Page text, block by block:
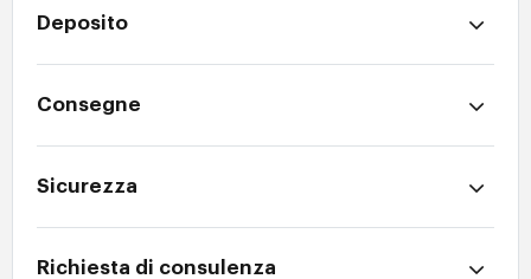
Deposito
Consegne
Sicurezza
Richiesta di consulenza